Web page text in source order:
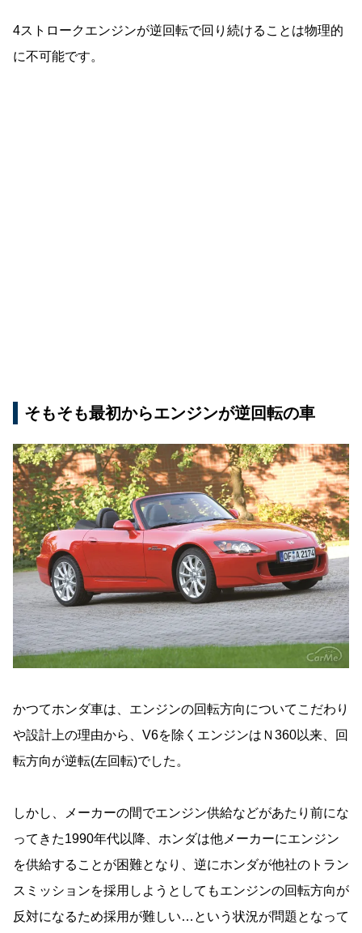
4ストロークエンジンが逆回転で回り続けることは物理的
に不可能です。
そもそも最初からエンジンが逆回転の車
かつてホンダ車は、エンジンの回転方向についてこだわり
や設計上の理由から、V6を除くエンジンはＮ360以来、回
転方向が逆転(左回転)でした。
しかし、メーカーの間でエンジン供給などがあたり前にな
ってきた1990年代以降、ホンダは他メーカーにエンジン
を供給することが困難となり、逆にホンダが他社のトラン
スミッションを採用しようとしてもエンジンの回転方向が
反対になるため採用が難しい…という状況が問題となって